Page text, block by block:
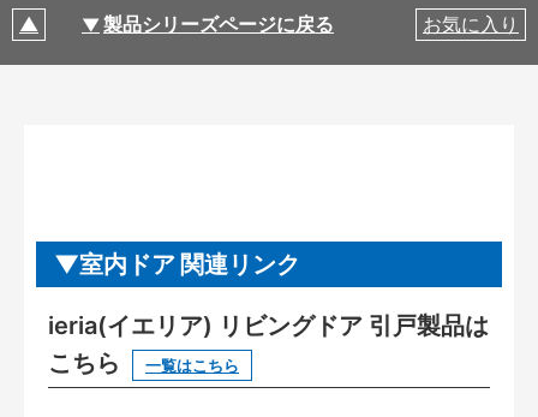
製品シリーズページに戻る お気に入り
室内ドア 関連リンク
ieria(イエリア) リビングドア 引戸製品は
こちら
一覧はこちら